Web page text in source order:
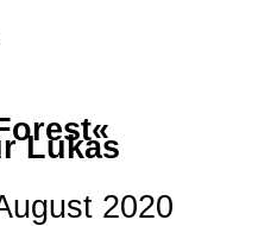
Lukas
2020